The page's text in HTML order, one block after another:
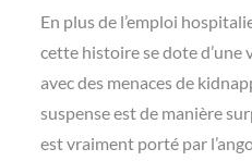
En plus de l’emploi
cette histoire se dote
avec des menaces de
suspense est de manière
est vraiment porté par